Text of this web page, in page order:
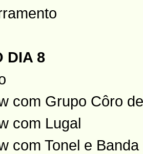
DIA 8
com Grupo Côro
com Lugal
com Tonel e Banda